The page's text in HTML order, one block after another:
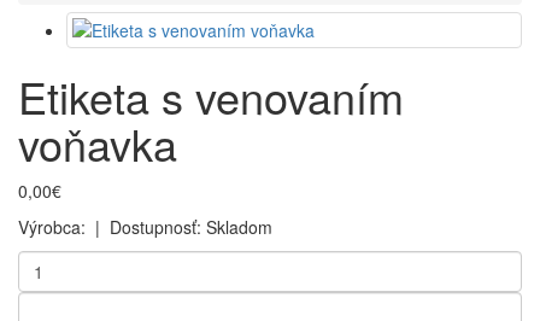
Etiketa s venovaním
voňavka
0,00€
Výrobca: | Dostupnosť: Skladom